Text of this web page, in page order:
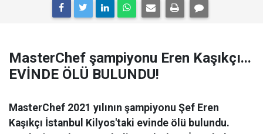
MasterChef şampiyonu Eren Kaşıkçı...
EVİNDE ÖLÜ BULUNDU!
MasterChef 2021 yılının şampiyonu Şef Eren
Kaşıkçı İstanbul Kilyos'taki evinde ölü bulundu.